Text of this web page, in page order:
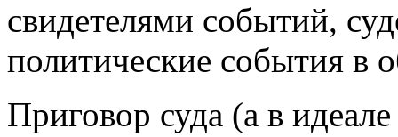
свидетелями событий,
политические события в
Приговор суда (а в